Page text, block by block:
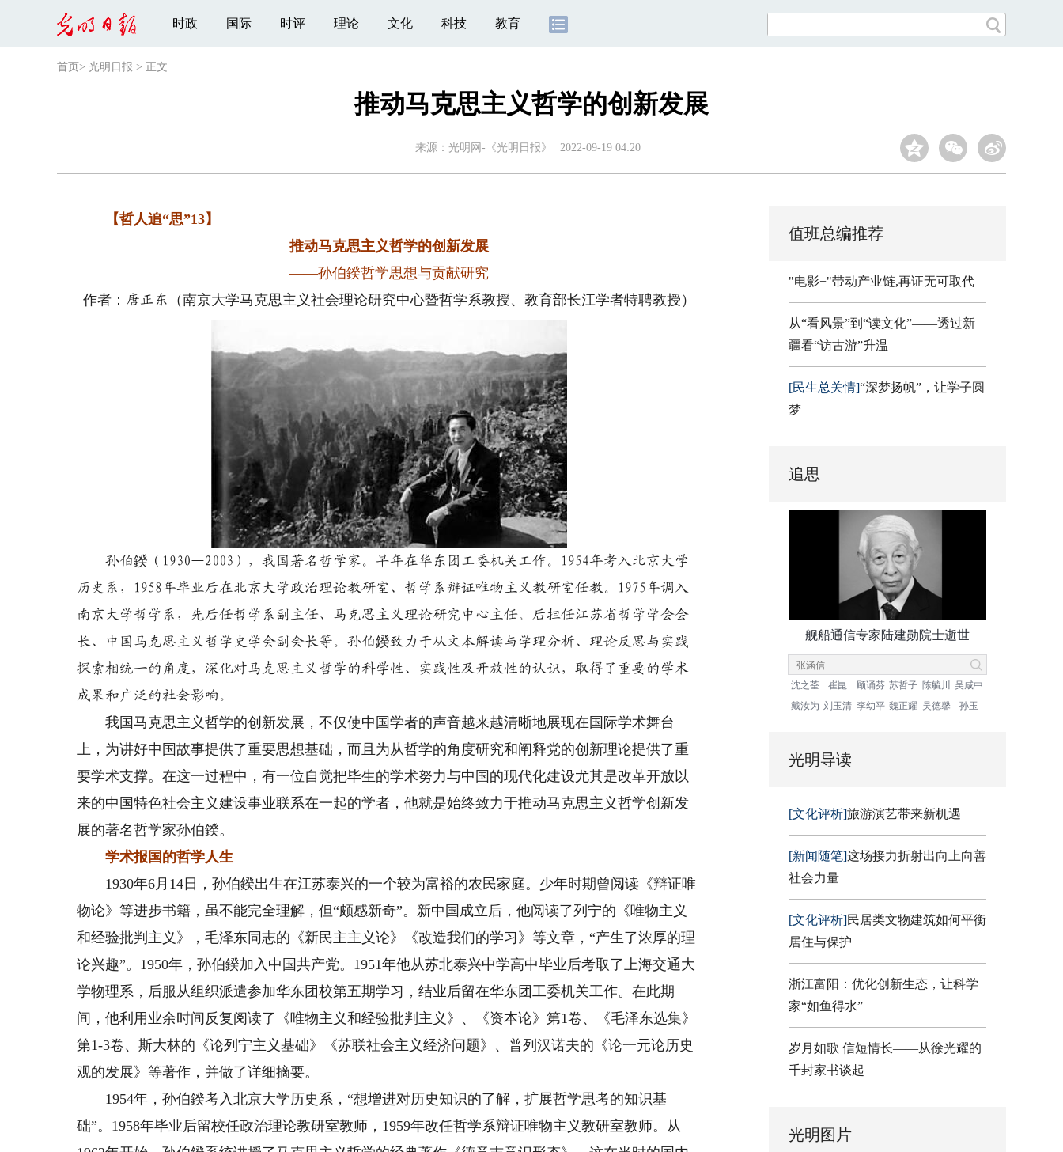
时政 国际 时评 理论 文化 科技 教育
首页 > 光明日报 > 正文
推动马克思主义哲学的创新发展
来源： 光明网-《光明日报》 2022-09-19 04:20
【哲人追“思”13】
推动马克思主义哲学的创新发展
——孙伯鍨哲学思想与贡献研究
作者： 唐正东 （南京大学马克思主义社会理论研究中心暨哲学系教授、教育部长江学者特聘教授）
孙伯鍨（1930—2003），我国著名哲学家。早年在华东团工委机关工作。1954年考入北京大学
历史系，1958年毕业后在北京大学政治理论教研室、哲学系辩证唯物主义教研室任教。1975年调入
南京大学哲学系，先后任哲学系副主任、马克思主义理论研究中心主任。后担任江苏省哲学学会会
长、中国马克思主义哲学史学会副会长等。孙伯鍨致力于从文本解读与学理分析、理论反思与实践
探索相统一的角度，深化对马克思主义哲学的科学性、实践性及开放性的认识，取得了重要的学术
成果和广泛的社会影响。
我国马克思主义哲学的创新发展，不仅使中国学者的声音越来越清晰地展现在国际学术舞台
上，为讲好中国故事提供了重要思想基础，而且为从哲学的角度研究和阐释党的创新理论提供了重
要学术支撑。在这一过程中，有一位自觉把毕生的学术努力与中国的现代化建设尤其是改革开放以
来的中国特色社会主义建设事业联系在一起的学者，他就是始终致力于推动马克思主义哲学创新发
展的著名哲学家孙伯鍨。
学术报国的哲学人生
1930年6月14日，孙伯鍨出生在江苏泰兴的一个较为富裕的农民家庭。少年时期曾阅读《辩证唯
物论》等进步书籍，虽不能完全理解，但“颇感新奇”。新中国成立后，他阅读了列宁的《唯物主义
和经验批判主义》，毛泽东同志的《新民主主义论》《改造我们的学习》等文章，“产生了浓厚的理
论兴趣”。1950年，孙伯鍨加入中国共产党。1951年他从苏北泰兴中学高中毕业后考取了上海交通大
学物理系，后服从组织派遣参加华东团校第五期学习，结业后留在华东团工委机关工作。在此期
间，他利用业余时间反复阅读了《唯物主义和经验批判主义》、《资本论》第1卷、《毛泽东选集》
第1-3卷、斯大林的《论列宁主义基础》《苏联社会主义经济问题》、普列汉诺夫的《论一元论历史
观的发展》等著作，并做了详细摘要。
1954年，孙伯鍨考入北京大学历史系，“想增进对历史知识的了解，扩展哲学思考的知识基
础”。1958年毕业后留校任政治理论教研室教师，1959年改任哲学系辩证唯物主义教研室教师。从
值班总编推荐
"电影+"带动产业链,再证无可取代
从“看风景”到“读文化”——透过新
疆看“访古游”升温
[民生总关情]“深梦扬帆”，让学子圆
梦
追思
舰船通信专家陆建勋院士逝世
沈之荃 崔崑 顾诵芬 苏哲子 陈毓川
吴咸中
戴汝为 刘玉清 李幼平 魏正耀 吴德馨 孙玉
光明导读
[文化评析]旅游演艺带来新机遇
[新闻随笔]这场接力折射出向上向善
社会力量
[文化评析]民居类文物建筑如何平衡
居住与保护
浙江富阳：优化创新生态，让科学
家“如鱼得水”
岁月如歌 信短情长——从徐光耀的
千封家书谈起
光明图片